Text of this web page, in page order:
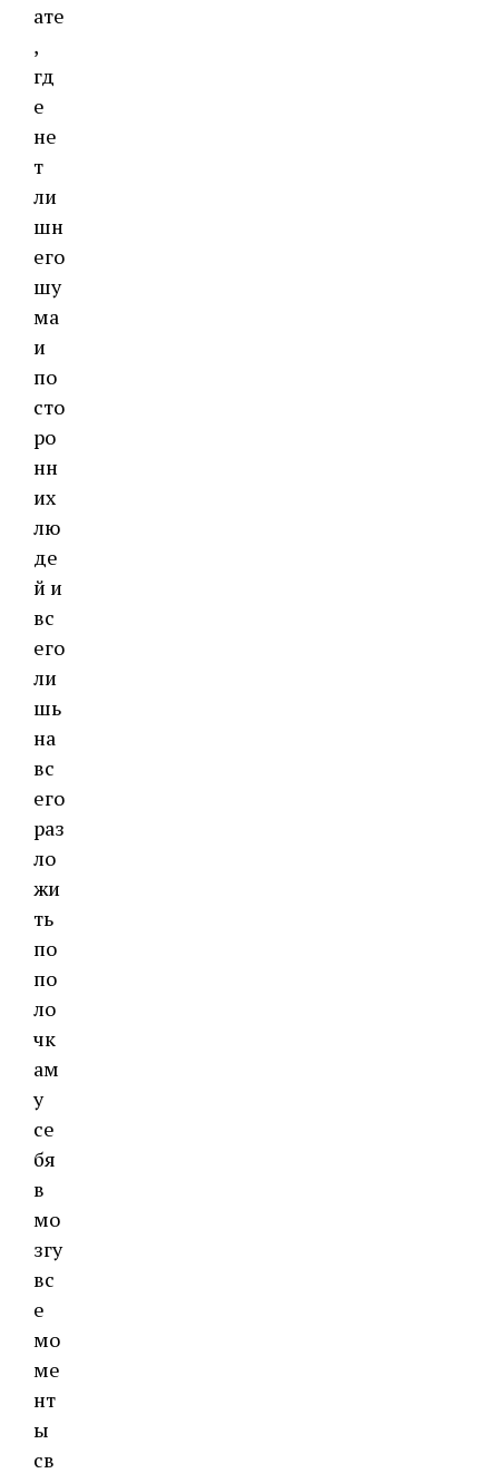
ате
,
гд
е
не
т
ли
шн
его
шу
ма
и
по
сто
ро
нн
их
лю
де
й и
вс
его
ли
шь
на
вс
его
раз
ло
жи
ть
по
по
ло
чк
ам
у
се
бя
в
мо
згу
вс
е
мо
ме
нт
ы
св